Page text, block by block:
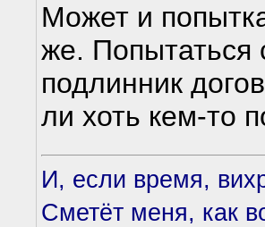
Может и
же.
подлинник
ли хоть кем-то
И, если время,
Сметёт меня, как